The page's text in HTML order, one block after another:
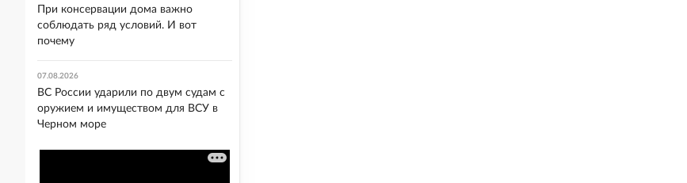
При консервации дома важно
соблюдать ряд условий. И вот
почему
07.08.2026
ВС России ударили по двум судам с
оружием и имуществом для ВСУ в
Черном море